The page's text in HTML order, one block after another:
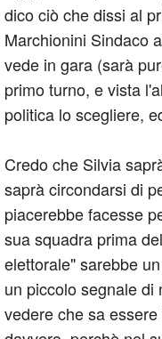
dico ciò che dissi al
Marchionini Sindaco
vede in gara (sarà
primo turno, e vista
politica lo scegliere,
Credo che Silvia
saprà circondarsi di
piacerebbe facesse
sua squadra prima
elettorale" sarebbe
un piccolo segnale di
vedere che sa